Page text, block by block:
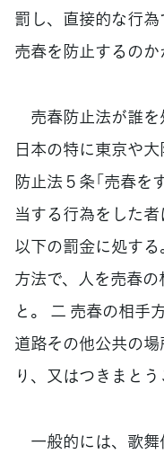
罰し、直接的な行
売春を防止するのか
売春防止法が誰を
日本の特に東京や大
防止法５条「売春
当する行為をした
以下の罰金に処す
方法で、人を売春
と。 二 売春の相手
道路その他公共の
り、又はつきまとう
一般的には、歌舞